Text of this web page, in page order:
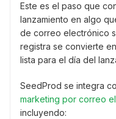
Este es el paso que
lanzamiento en algo
de correo electrónico
registra se convierte
lista para el día del
SeedProd se integra
marketing por correo
incluyendo: